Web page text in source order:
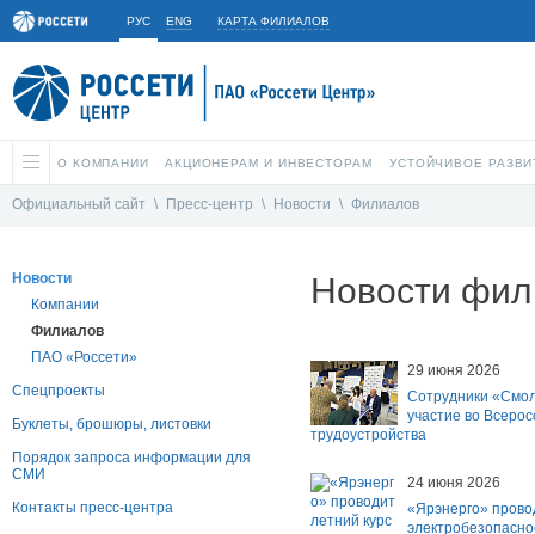
РУС ENG КАРТА ФИЛИАЛОВ
О КОМПАНИИ АКЦИОНЕРАМ И ИНВЕСТОРАМ УСТОЙЧИВОЕ
Официальный сайт \ Пресс-центр \ Новости \ Филиалов
Новости
Компании
Филиалов
ПАО «Россети»
Спецпроекты
Буклеты, брошюры, листовки
Порядок запроса информации для
СМИ
Контакты пресс-центра
Новости
29 июня 2026
Сотрудники
участие во
трудоустройства
24 июня 2026
«Ярэнерго»